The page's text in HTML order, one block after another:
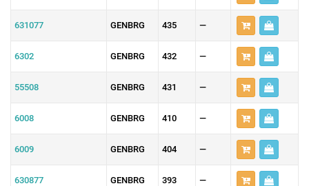
631077 GENBRG 435 —
6302 GENBRG 432 —
55508 GENBRG 431 —
6008 GENBRG 410 —
6009 GENBRG 404 —
630877 GENBRG 393 —